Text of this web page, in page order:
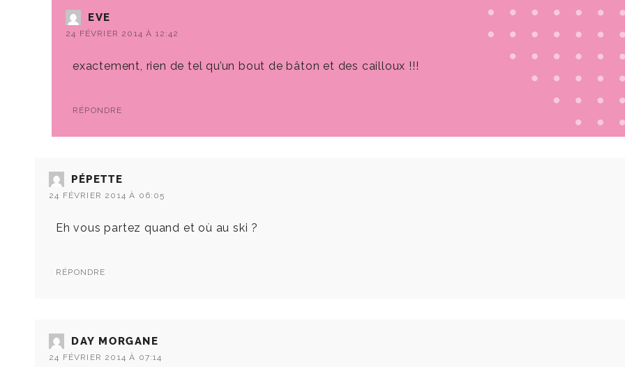
EVE
24 FÉVRIER 2014 À 12:42
exactement, rien de tel qu’un bout de bâton et des cailloux !!!
RÉPONDRE
PÉPETTE
24 FÉVRIER 2014 À 06:05
Eh vous partez quand et où au ski ?
RÉPONDRE
DAY MORGANE
24 FÉVRIER 2014 À 07:14